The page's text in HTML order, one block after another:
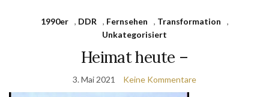
1990er , DDR , Fernsehen , Transformation
,
Unkategorisiert
Heimat heute –
3. Mai 2021 Keine Kommentare